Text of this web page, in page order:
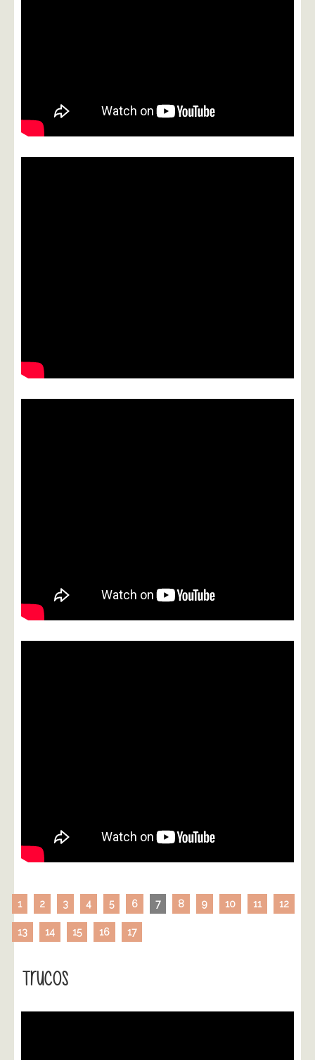
1 2 3 4 5 6 7 8 9 10 11 12
13 14 15 16 17
Trucos